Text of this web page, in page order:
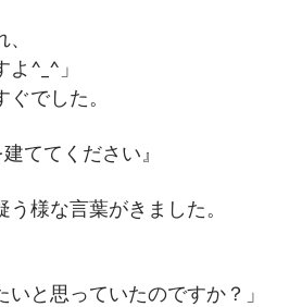
^_^」
でした。
ててください』
様な言葉がきました。
いと思っていたのですか？」